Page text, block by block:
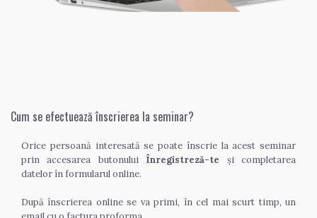
Cum se efectuează înscrierea la seminar?
Orice persoană interesată se poate înscrie la acest seminar
prin accesarea butonului Înregistreză-te și completarea
datelor în formularul online.
După înscrierea online se va primi, în cel mai scurt timp, un